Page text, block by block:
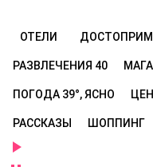
ОТЕЛИ
РАЗВЛЕЧЕНИЯ 40
ПОГОДА 39°, ЯСНО
РАССКАЗЫ ШОППИНГ
